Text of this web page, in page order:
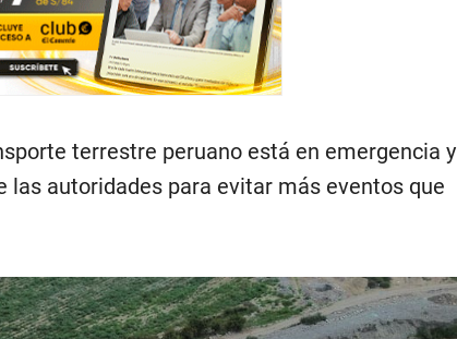
terrestre peruano está en emergencia y
las autoridades para evitar más eventos que